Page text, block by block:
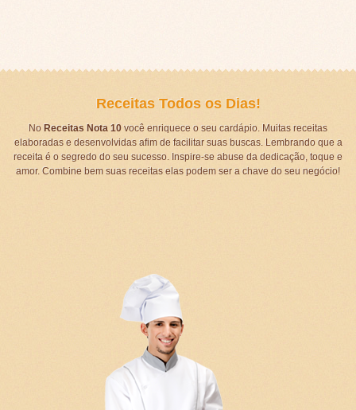
Receitas Todos os Dias!
No Receitas Nota 10você enriquece o seu cardápio. Muitas receitas
elaboradas e desenvolvidas afim de facilitar suas buscas. Lembrando que a
receita é o segredo do seu sucesso. Inspire-se abuse da dedicação, toque e
amor. Combine bem suas receitas elas podem ser a chave do seu negócio!